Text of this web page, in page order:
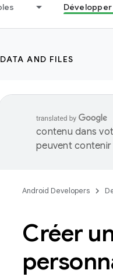
Développer
AND FILES
contenu dans
peuvent
Android Developers
Créer